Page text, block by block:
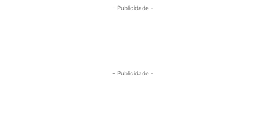
- Publicidade -
- Publicidade -